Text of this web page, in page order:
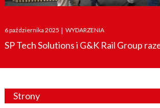
Posted
on
6 października 2025 | WYDARZENIA
SP Tech Solutions i G&K Rail Group
Strony